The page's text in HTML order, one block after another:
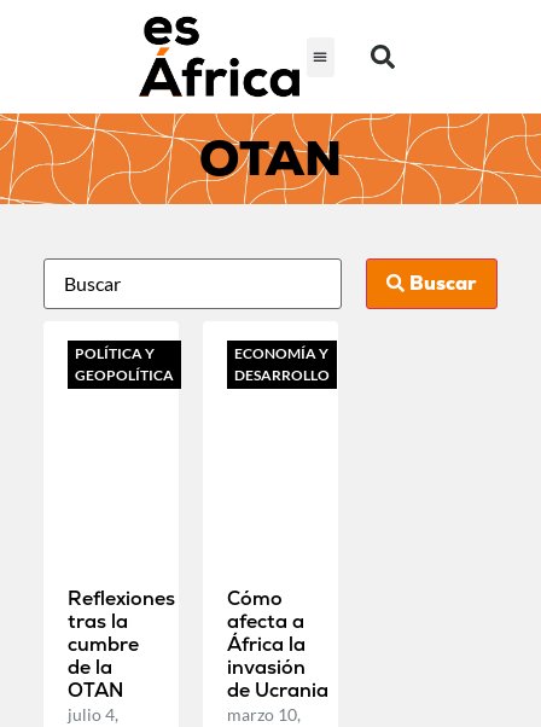
OTAN
Buscar
POLÍTICA Y
GEOPOLÍTICA
Reflexiones
tras la
cumbre
de la
OTAN
julio 4,
ECONOMÍA Y
DESARROLLO
Cómo
afecta a
África la
invasión
de Ucrania
marzo 10,